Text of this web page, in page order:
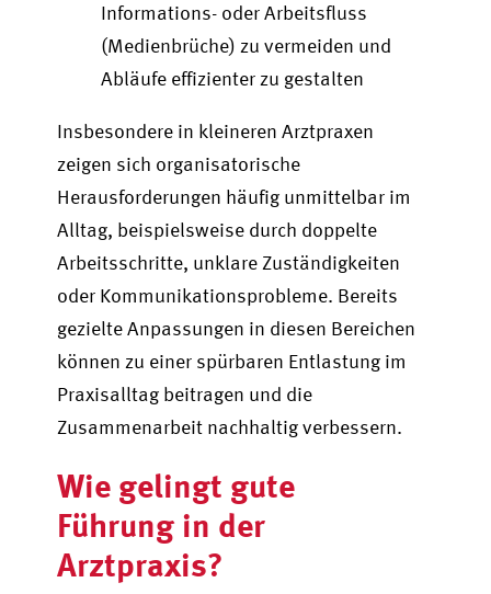
Informations- oder Arbeitsfluss
(Medienbrüche) zu vermeiden und
Abläufe effizienter zu gestalten
Insbesondere in kleineren Arztpraxen
zeigen sich organisatorische
Herausforderungen häufig unmittelbar im
Alltag, beispielsweise durch doppelte
Arbeitsschritte, unklare Zuständigkeiten
oder Kommunikationsprobleme. Bereits
gezielte Anpassungen in diesen Bereichen
können zu einer spürbaren Entlastung im
Praxisalltag beitragen und die
Zusammenarbeit nachhaltig verbessern.
Wie gelingt gute
Führung in der
Arztpraxis?